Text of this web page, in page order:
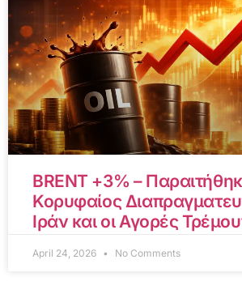
BRENT +3% –
Κορυφαίος
Ιράν και οι Αγορές
April 24, 2026 No Comments